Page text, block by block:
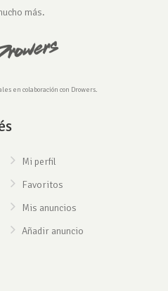
más.
en colaboración con Drowers.
Mi perfil
Favoritos
Mis anuncios
Añadir anuncio